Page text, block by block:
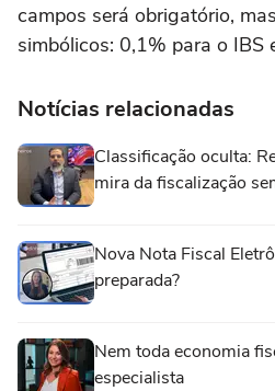
campos será obrigatório,
simbólicos: 0,1% para o IBS
Notícias relacionadas
Classificação oculta:
mira da fiscalização
Nova Nota Fiscal
preparada?
Nem toda economia
especialista